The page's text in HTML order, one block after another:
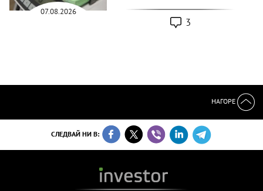
07.08.2026
3
НАГОРЕ
СЛЕДВАЙ НИ В: